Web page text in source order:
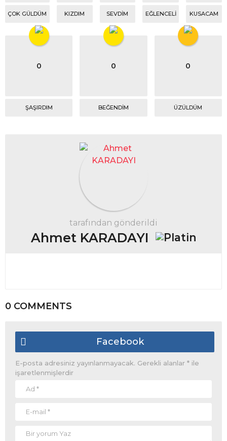
ÇOK GÜLDÜM KIZDIM SEVDIM EĞLENCELI KUSACAM
0
ŞAŞIRDIM
0
BEĞENDIM
0
ÜZÜLDÜM
tarafından gönderildi
Ahmet KARADAYI
0 COMMENTS
Facebook
E-posta adresiniz yayınlanmayacak. Gerekli alanlar * ile
işaretlenmişlerdir